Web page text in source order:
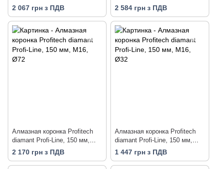
высота 150 мм, 3 сегмента,
2 067 грн з ПДВ
М16, Ø82
2 584 грн з ПДВ
Алмазная коронка Profitech
diamant Profi-Line, 150 мм,
М16, Ø72
2 170 грн з ПДВ
Алмазная коронка Profitech
diamant Profi-Line, 150 мм,
М16, Ø32
1 447 грн з ПДВ